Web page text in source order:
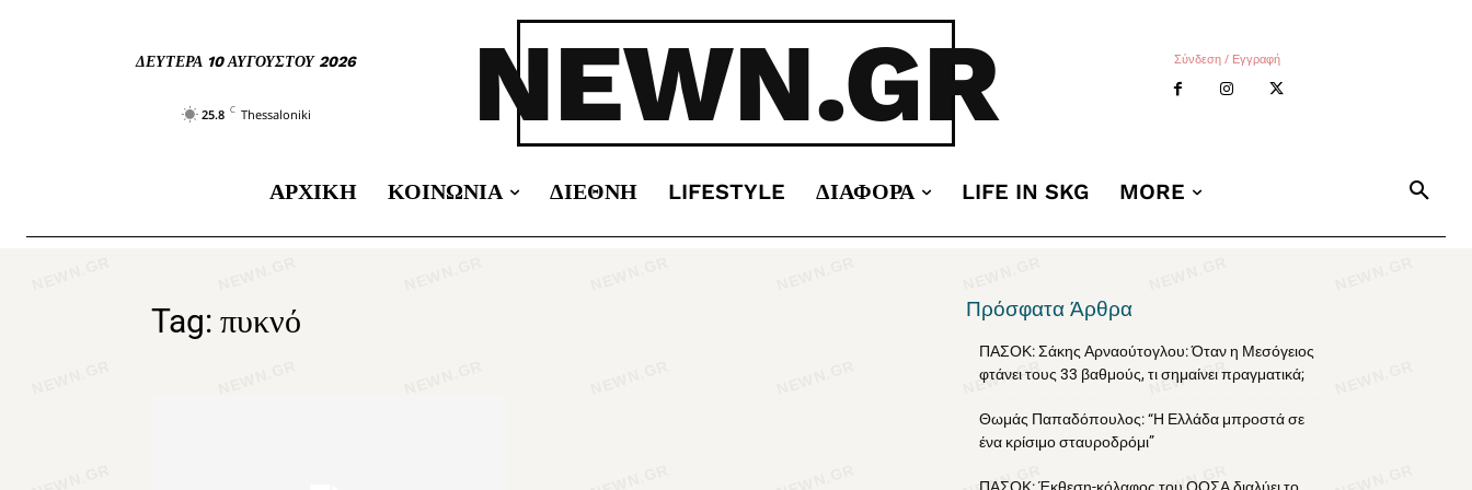
ΔΕΥΤΈΡΑ 10 ΑΥΓΟΎΣΤΟΥ 2026
25.8 C Thessaloniki NEWN.GR Σύνδεση / Εγγραφή
ΑΡΧΙΚΉ ΚΟΙΝΩΝΊΑ ΔΙΕΘΝΉ LIFESTYLE ΔΙΆΦΟΡΑ LIFE IN SKG MORE
Tag: πυκνό Πρόσφατα Άρθρα
ΠΑΣΟΚ: Σάκης Αρναούτογλου: Όταν η Μεσόγειος
φτάνει τους 33 βαθμούς, τι σημαίνει πραγματικά;
Θωμάς Παπαδόπουλος: “Η Ελλάδα μπροστά σε
ένα κρίσιμο σταυροδρόμι”